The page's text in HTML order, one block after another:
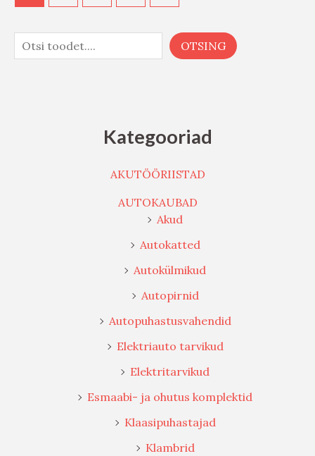
OTSING
Kategooriad
AKUTÖÖRIISTAD
AUTOKAUBAD
Akud
Autokatted
Autokülmikud
Autopirnid
Autopuhastusvahendid
Elektriauto tarvikud
Elektritarvikud
Esmaabi- ja ohutus komplektid
Klaasipuhastajad
Klambrid